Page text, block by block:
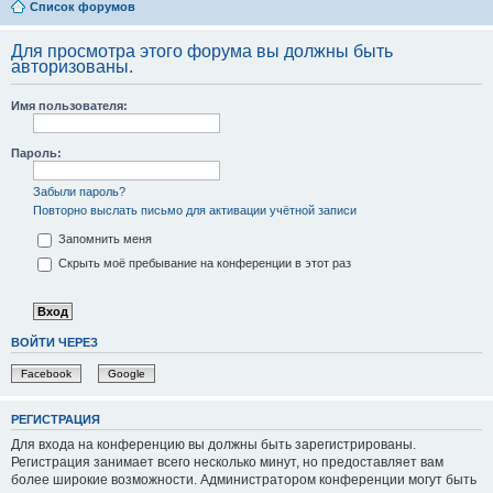
Список форумов
Для просмотра этого форума вы должны быть
авторизованы.
Имя пользователя:
Пароль:
Забыли пароль?
Повторно выслать письмо для активации учётной записи
Запомнить меня
Скрыть моё пребывание на конференции в этот раз
ВОЙТИ ЧЕРЕЗ
Facebook Google
РЕГИСТРАЦИЯ
Для входа на конференцию вы должны быть зарегистрированы.
Регистрация занимает всего несколько минут, но предоставляет вам
более широкие возможности. Администратором конференции могут быть